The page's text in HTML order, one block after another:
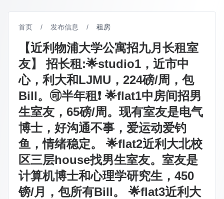
首页 / 发布信息 / 租房
【近利物浦大学公寓招九月长租室
友】 招长租:🌟studio1，近市中
心，利大和LJMU，224磅/周，包
Bill。🉑️半年租❗️ 🌟flat1中房间招男
生室友，65磅/周。现有室友是电气
博士，好沟通不事，爱运动爱钓
鱼，情绪稳定。 🌟flat2近利大北校
区三层house找男生室友。室友是
计算机博士和心理学研究生，450
镑/月，包所有Bill。 🌟flat3近利大